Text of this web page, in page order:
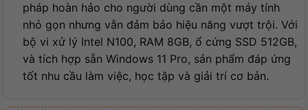
pháp hoàn hảo cho người dùng cần một máy tính
nhỏ gọn nhưng vẫn đảm bảo hiệu năng vượt trội. Với
bộ vi xử lý Intel N100, RAM 8GB, ổ cứng SSD 512GB,
và tích hợp sẵn Windows 11 Pro, sản phẩm đáp ứng
tốt nhu cầu làm việc, học tập và giải trí cơ bản.